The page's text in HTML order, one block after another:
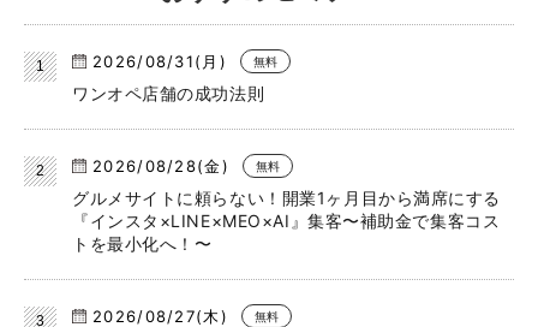
2026/08/31(月) 無料
ワンオペ店舗の成功法則
2026/08/28(金) 無料
グルメサイトに頼らない！開業1ヶ月目から満席にする
『インスタ×LINE×MEO×AI』集客〜補助金で集客コス
トを最小化へ！〜
2026/08/27(木) 無料